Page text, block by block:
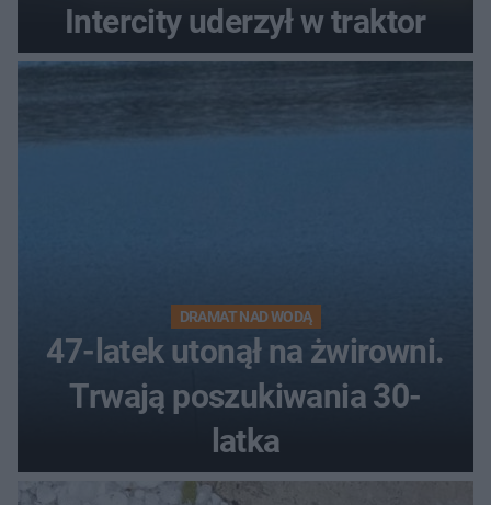
Intercity uderzył w traktor
DRAMAT NAD WODĄ
47-latek utonął na żwirowni.
Trwają poszukiwania 30-
latka